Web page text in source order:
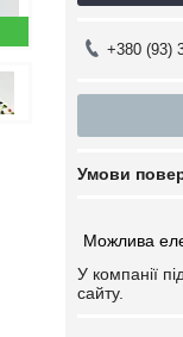
+380 (93)
У компанії
сайту.